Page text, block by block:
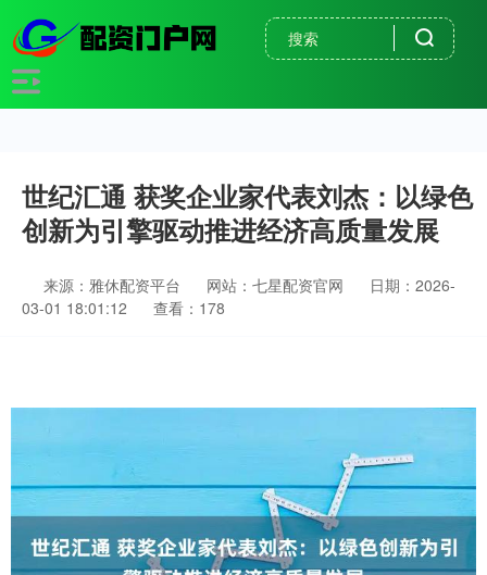
世纪汇通 获奖企业家代表刘杰：以绿色
创新为引擎驱动推进经济高质量发展
来源：雅休配资平台 网站：七星配资官网
日期：2026-
03-01 18:01:12
查看：178